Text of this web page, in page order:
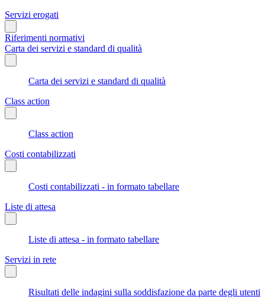
Servizi erogati
Riferimenti normativi
Carta dei servizi e standard di qualità
Carta dei servizi e standard di qualità
Class action
Class action
Costi contabilizzati
Costi contabilizzati - in formato tabellare
Liste di attesa
Liste di attesa - in formato tabellare
Servizi in rete
Risultati delle indagini sulla soddisfazione da parte degli utenti